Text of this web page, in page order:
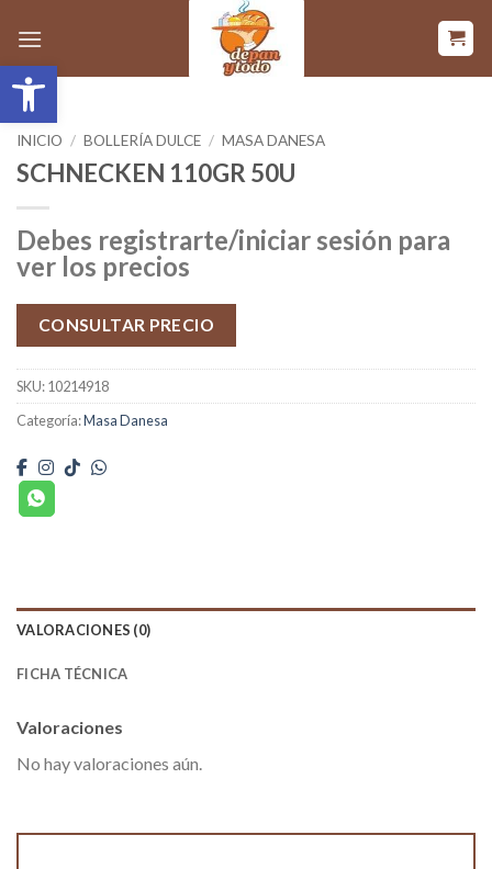
Abrir barra de herramientas
contenido
INICIO / BOLLERÍA DULCE / MASA DANESA
SCHNECKEN 110GR 50U
Debes registrarte/iniciar sesión para
ver los precios
CONSULTAR PRECIO
SKU:10214918
Categoría:Masa Danesa
VALORACIONES (0)
FICHA TÉCNICA
Valoraciones
No hay valoraciones aún.